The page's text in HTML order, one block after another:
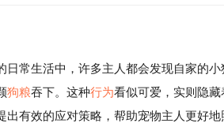
日常生活中，许多主人都会发现自家的
狗粮吞下。这种行为看似可爱，实则隐藏
出有效的应对策略，帮助宠物主人更好地